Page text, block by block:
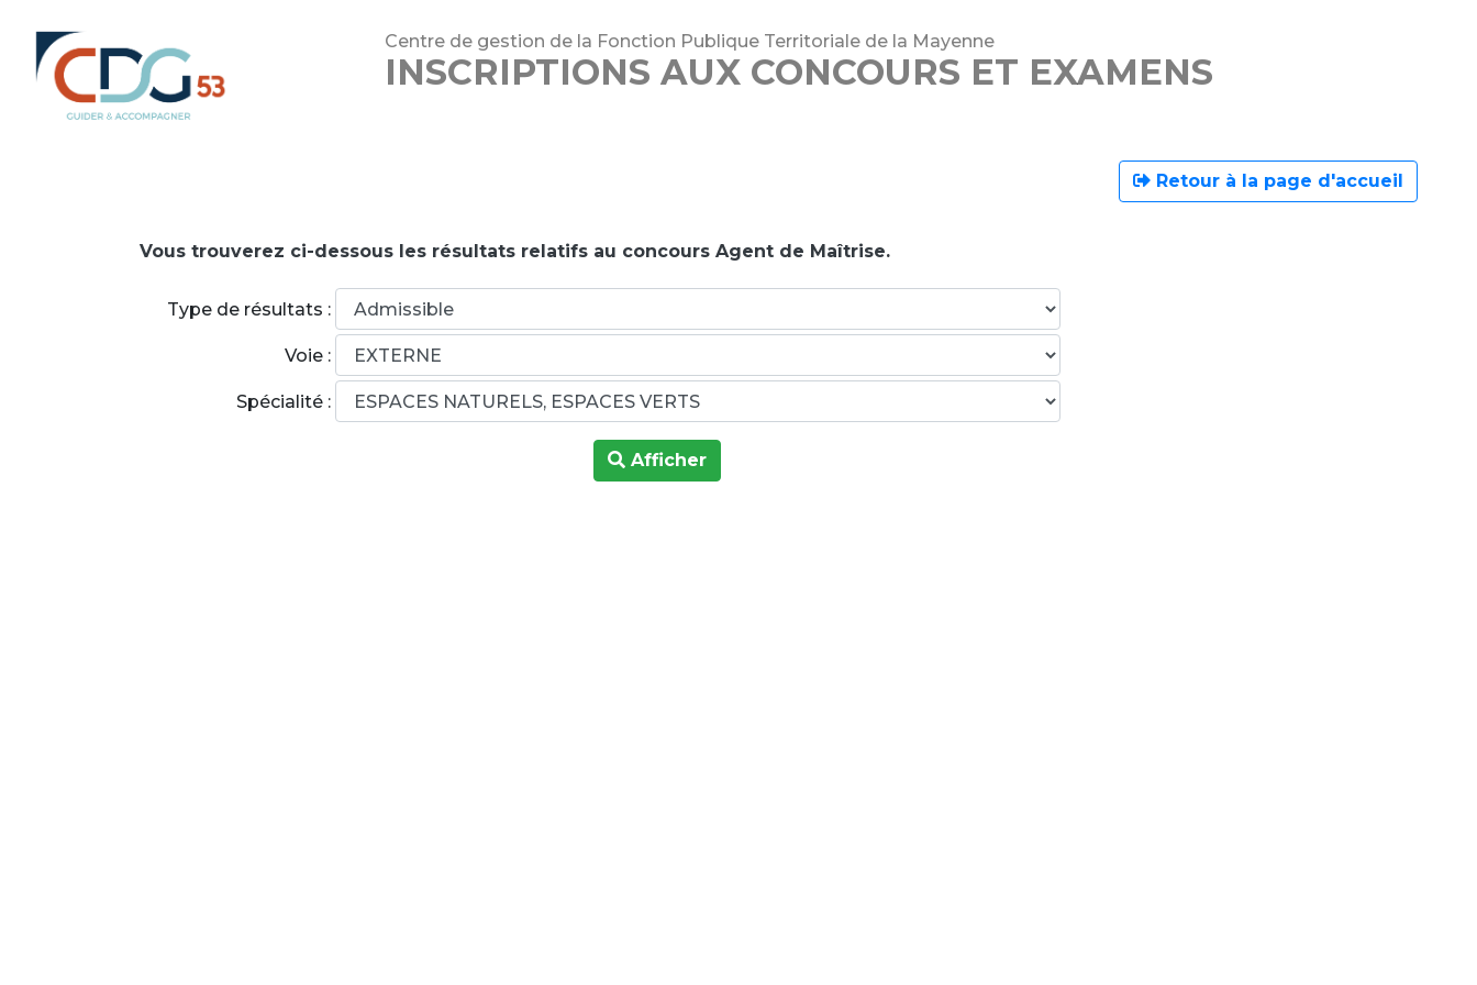
Centre de gestion de la Fonction Publique Territoriale de la Mayenne
INSCRIPTIONS AUX CONCOURS ET EXAMENS
Retour à la page d'accueil
Vous trouverez ci-dessous les résultats relatifs au concours Agent de Maîtrise.
Type de résultats :
Voie :
Spécialité :
Afficher